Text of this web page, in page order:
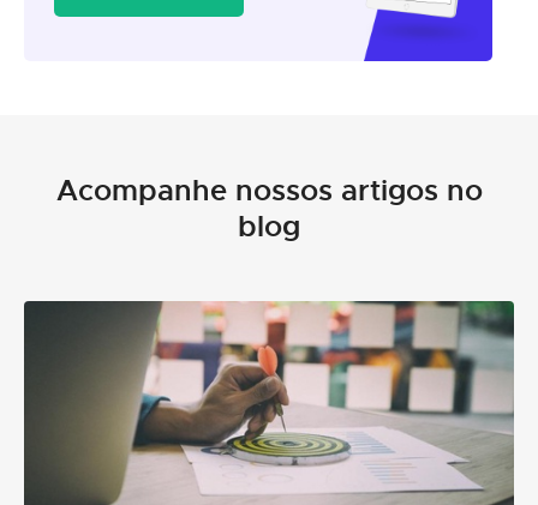
Acompanhe nossos artigos no
blog